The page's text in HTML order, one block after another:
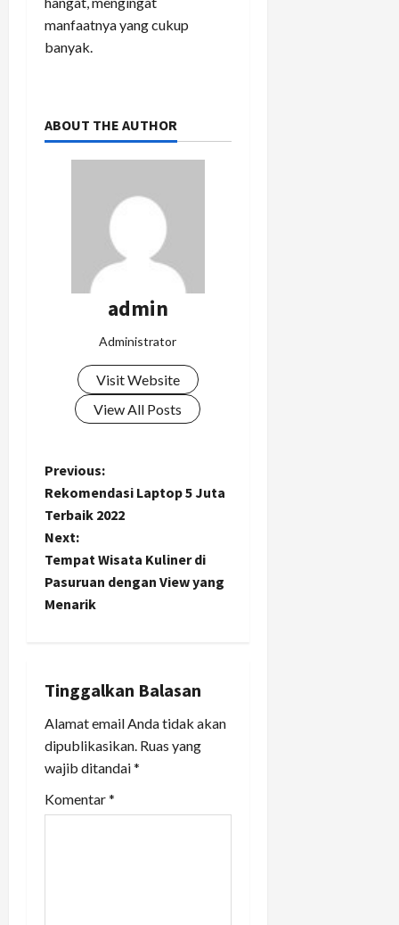
manfaatnya yang cukup
banyak.
ABOUT THE AUTHOR
admin
Administrator
Visit Website
View All Posts
P
o
s
t
v
i
g
a
Previous:
Rekomendasi Laptop 5 Juta
Terbaik 2022
Next:
Tempat Wisata Kuliner di
Pasuruan dengan View yang
Menarik
Tinggalkan Balasan
Alamat email Anda tidak akan
dipublikasikan. Ruas yang
wajib ditandai*
Komentar*